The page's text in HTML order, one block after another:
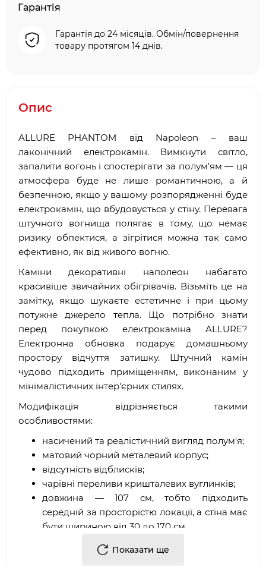
Гарантія
Гарантія до 24 місяців. Обмін/повернення
товару протягом 14 днів.
Опис
ALLURE PHANTOM від Napoleon – ваш
лаконічний електрокамін. Вимкнути світло,
запалити вогонь і спостерігати за полум'ям — ця
атмосфера буде не лише романтичною, а й
безпечною, якщо у вашому розпорядженні буде
електрокамін, що вбудовується у стіну. Перевага
штучного вогнища полягає в тому, що немає
ризику обпектися, а зігрітися можна так само
ефективно, як від живого вогню.
Каміни декоративні наполеон набагато
красивіше звичайних обігрівачів. Візьміть це на
замітку, якщо шукаєте естетичне і при цьому
потужне джерело тепла. Що потрібно знати
перед покупкою електрокаміна ALLURE?
Електронна обновка подарує домашньому
простору відчуття затишку. Штучний камін
чудово підходить приміщенням, виконаним у
мінімалістичних інтер'єрних стилях.
Модифікація відрізняється такими
особливостями:
насичений та реалістичний вигляд полум'я;
матовий чорний металевий корпус;
відсутність відблисків;
чарівні переливи кришталевих вуглинків;
довжина — 107 см, тобто підходить
середній за просторістю локації, а стіна має
бути шириною від 30 до 170 см.
сіткою для відсутності відблисків;
Показати ще